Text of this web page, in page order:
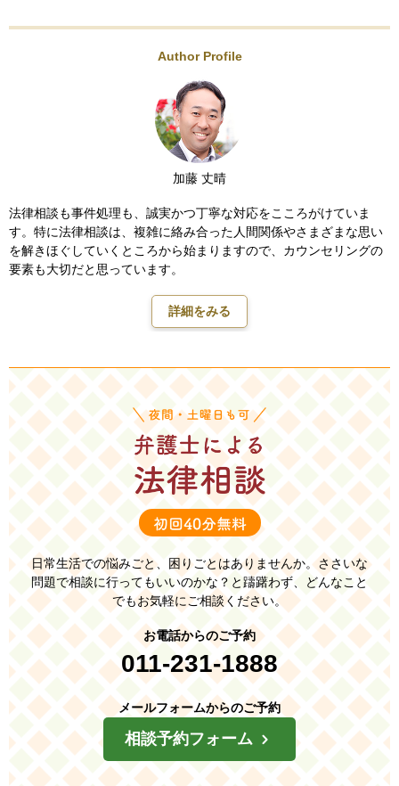
Author Profile
加藤 丈晴
法律相談も事件処理も、誠実かつ丁寧な対応をこころがけていま
す。特に法律相談は、複雑に絡み合った人間関係やさまざまな思い
を解きほぐしていくところから始まりますので、カウンセリングの
要素も大切だと思っています。
詳細をみる
日常生活での悩みごと、困りごとはありませんか。ささいな
問題で相談に行ってもいいのかな？と躊躇わず、
どんなこと
でもお気軽にご相談ください。
お電話からのご予約
011-231-1888
メールフォームからのご予約
相談予約フォーム